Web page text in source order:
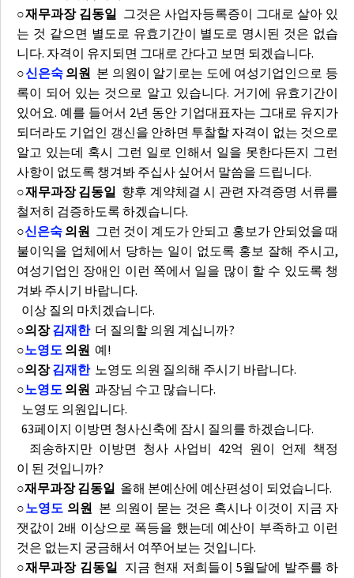
○재무과장 김동일 그것은 사업자등록증이 그대로 살아 있
는 것 같으면 별도로 유효기간이 별도로 명시된 것은 없습
니다. 자격이 유지되면 그대로 간다고 보면 되겠습니다.
○신은숙의원 본 의원이 알기로는 도에 여성기업인으로 등
록이 되어 있는 것으로 알고 있습니다. 거기에 유효기간이
있어요. 예를 들어서 2년 동안 기업대표자는 그대로 유지가
되더라도 기업인 갱신을 안하면 투찰할 자격이 없는 것으로
알고 있는데 혹시 그런 일로 인해서 일을 못한다든지 그런
사항이 없도록 챙겨봐 주십사 싶어서 말씀을 드립니다.
○재무과장 김동일 향후 계약체결 시 관련 자격증명 서류를
철저히 검증하도록 하겠습니다.
○신은숙 의원 그런 것이 계도가 안되고 홍보가 안되었을 때
불이익을 업체에서 당하는 일이 없도록 홍보 잘해 주시고,
여성기업인 장애인 이런 쪽에서 일을 많이 할 수 있도록 챙
겨봐 주시기 바랍니다.
이상 질의 마치겠습니다.
○의장김재한더 질의할 의원 계십니까?
○노영도 의원 예!
○의장김재한노영도 의원 질의해 주시기 바랍니다.
○노영도 의원 과장님 수고 많습니다.
노영도 의원입니다.
63페이지 이방면 청사신축에 잠시 질의를 하겠습니다.
죄송하지만 이방면 청사 사업비 42억 원이 언제 책정
이 된 것입니까?
○재무과장 김동일 올해 본예산에 예산편성이 되었습니다.
○노영도 의원 본 의원이 묻는 것은 혹시나 이것이 지금 자
잿값이 2배 이상으로 폭등을 했는데 예산이 부족하고 이런
것은 없는지 궁금해서 여쭈어보는 것입니다.
○재무과장 김동일 지금 현재 저희들이 5월달에 발주를 하